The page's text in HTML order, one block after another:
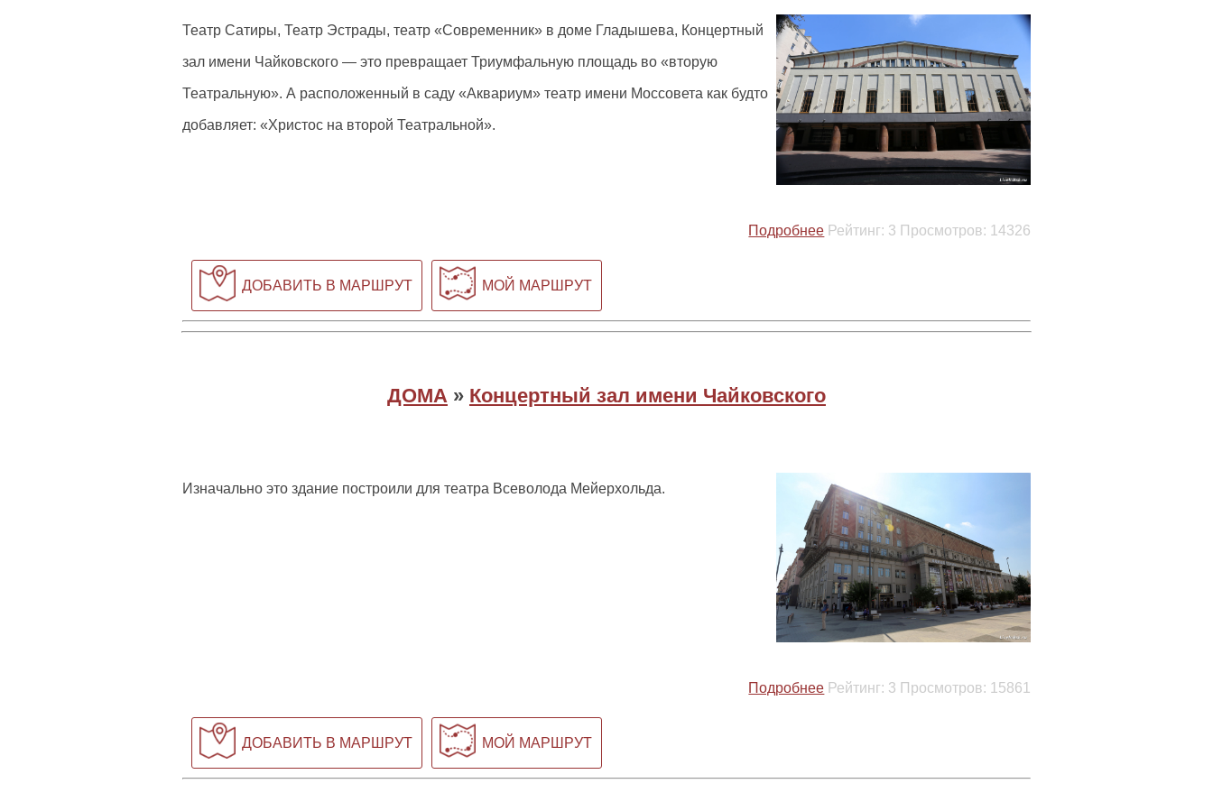
Театр Сатиры, Театр Эстрады, театр «Современник» в доме Гладышева, Концертный
зал имени Чайковского — это превращает Триумфальную площадь во «вторую
Театральную». А расположенный в саду «Аквариум» театр имени Моссовета как будто
добавляет: «Христос на второй Театральной».
Подробнее Рейтинг: 3 Просмотров: 14326
ДОБАВИТЬ В МАРШРУТ МОЙ МАРШРУТ
ДОМА » Концертный зал имени Чайковского
Изначально это здание построили для театра Всеволода Мейерхольда.
Подробнее Рейтинг: 3 Просмотров: 15861
ДОБАВИТЬ В МАРШРУТ МОЙ МАРШРУТ